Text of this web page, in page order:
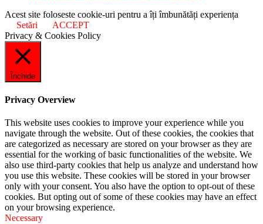
Acest site foloseste cookie-uri pentru a îți îmbunătăți experiența
Setări
ACCEPT
Privacy & Cookies Policy
Închide
Privacy Overview
This website uses cookies to improve your experience while you
navigate through the website. Out of these cookies, the cookies that
are categorized as necessary are stored on your browser as they are
essential for the working of basic functionalities of the website. We
also use third-party cookies that help us analyze and understand how
you use this website. These cookies will be stored in your browser
only with your consent. You also have the option to opt-out of these
cookies. But opting out of some of these cookies may have an effect
on your browsing experience.
Necessary